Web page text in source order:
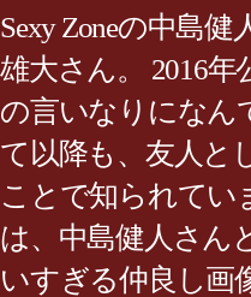
Sexy Zoneの中島
雄大さん。 2016
の言いなりになん
て以降も、友人と
ことで知られてい
は、中島健人さん
いすぎる仲良し画